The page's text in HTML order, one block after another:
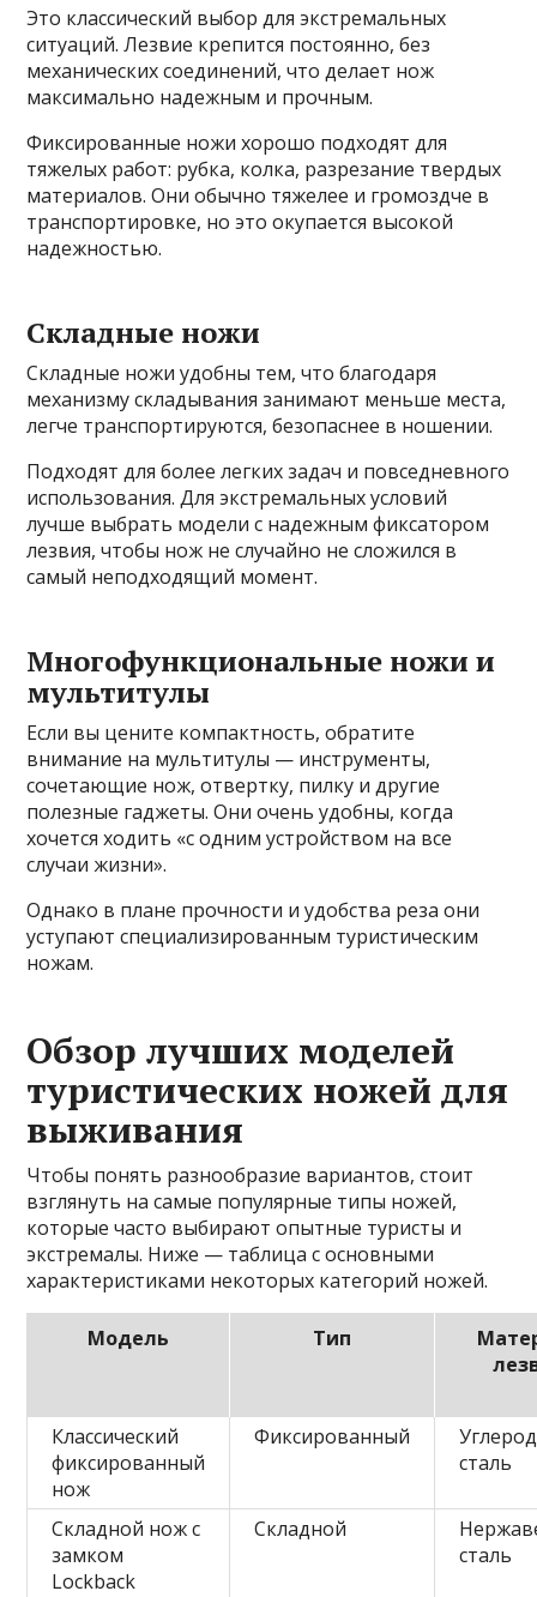
Это классический выбор для экстремальных
ситуаций. Лезвие крепится постоянно, без
механических соединений, что делает нож
максимально надежным и прочным.
Фиксированные ножи хорошо подходят для
тяжелых работ: рубка, колка, разрезание твердых
материалов. Они обычно тяжелее и громоздче в
транспортировке, но это окупается высокой
надежностью.
Складные ножи
Складные ножи удобны тем, что благодаря
механизму складывания занимают меньше места,
легче транспортируются, безопаснее в ношении.
Подходят для более легких задач и повседневного
использования. Для экстремальных условий
лучше выбрать модели с надежным фиксатором
лезвия, чтобы нож не случайно не сложился в
самый неподходящий момент.
Многофункциональные ножи и
мультитулы
Если вы цените компактность, обратите
внимание на мультитулы — инструменты,
сочетающие нож, отвертку, пилку и другие
полезные гаджеты. Они очень удобны, когда
хочется ходить «с одним устройством на все
случаи жизни».
Однако в плане прочности и удобства реза они
уступают специализированным туристическим
ножам.
Обзор лучших моделей
туристических ножей для
выживания
Чтобы понять разнообразие вариантов, стоит
взглянуть на самые популярные типы ножей,
которые часто выбирают опытные туристы и
экстремалы. Ниже — таблица с основными
характеристиками некоторых категорий ножей.
Модель Тип
Классический
фиксированный
нож
Фиксированный
сталь
Складной нож с
замком
Lockback
Складной
сталь